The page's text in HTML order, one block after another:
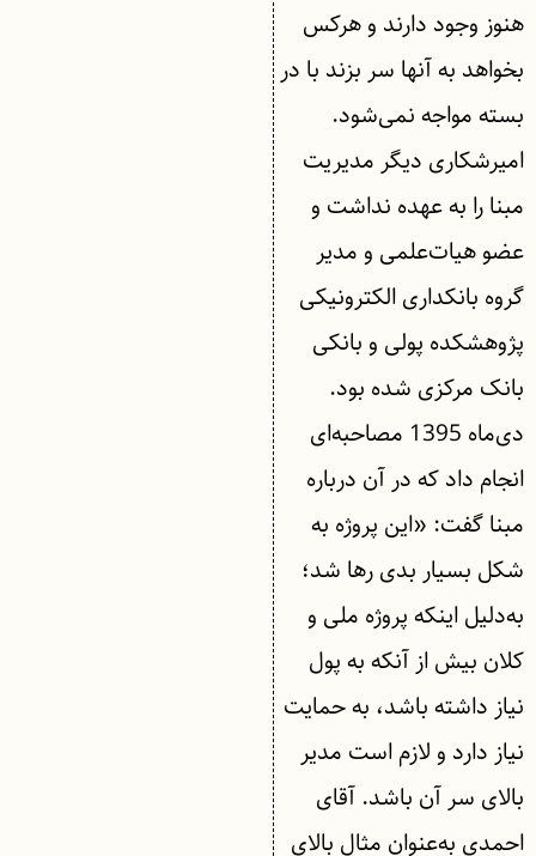
هنوز وجود دارند و هرکس
بخواهد به آنها سر بزند با در
بسته مواجه نمی‌شود.
امیرشکاری دیگر مدیریت
مبنا را به عهده نداشت و
عضو هیات‌علمی و مدیر
گروه بانکداری الکترونیکی
پژوهشکده پولی و بانکی
بانک مرکزی شده بود.
دی‌ماه 1395 مصاحبه‌ای
انجام داد که در آن درباره
مبنا گفت: «این پروژه به
شکل بسیار بدی رها شد؛
به‌دلیل اینکه پروژه ملی و
کلان بیش از آنکه به پول
نیاز داشته باشد، به حمایت
نیاز دارد و لازم است مدیر
بالای سر آن باشد. آقای
احمدی به‌عنوان مثال بالای